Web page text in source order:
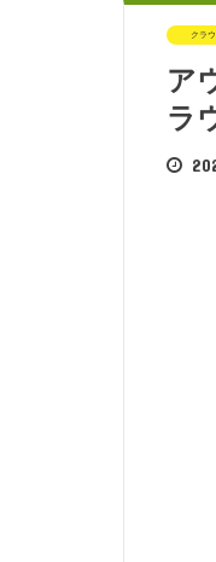
クラ
ア
ラ